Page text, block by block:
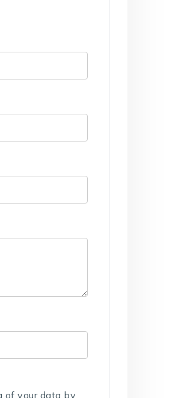
of your data by